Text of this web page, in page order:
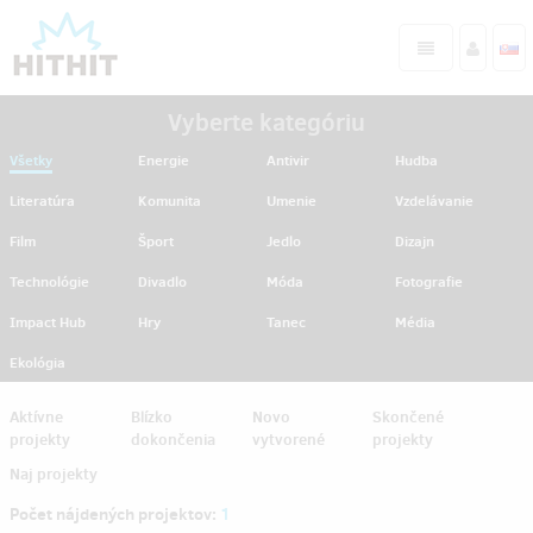
Všetky Energie Antivir
Hudba
Literatúra
Komunita Umenie
Vzdelávanie
Film
Šport Jedlo
Dizajn
Technológie
Divadlo Móda
Fotografie
Impact Hub
Hry Tanec
Média
Ekológia
Aktívne
projekty
Blízko
dokončenia
Novo
vytvorené
Skončené
projekty
Naj projekty
Počet nájdených projektov: 1